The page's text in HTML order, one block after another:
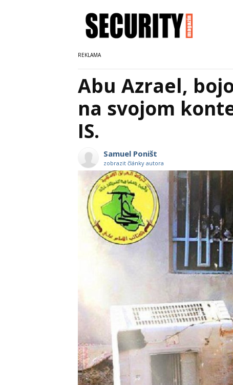
Abu Azrael,
na svojom
IS.
Samuel Poništ
zobrazit články autora